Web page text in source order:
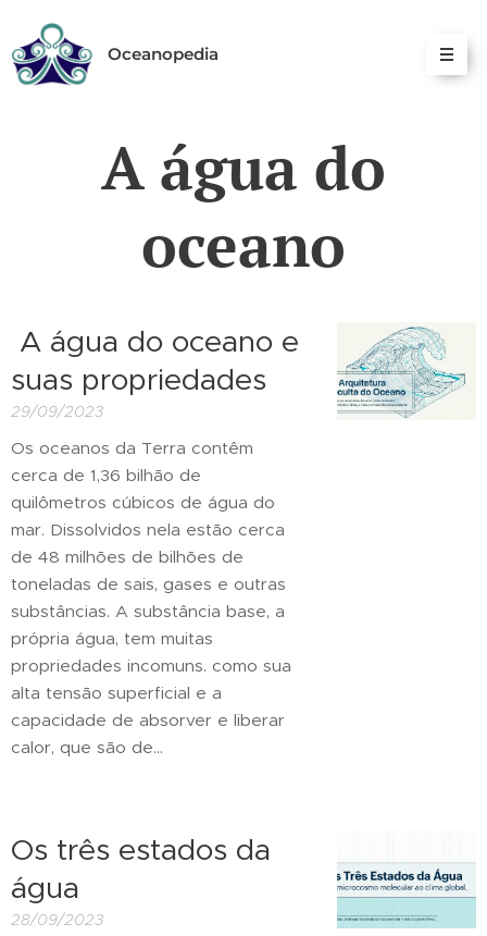
Oceanopedia
A água do
oceano
A água do oceano e
suas propriedades
29/09/2023
Os oceanos da Terra contêm
cerca de 1,36 bilhão de
quilômetros cúbicos de água do
mar. Dissolvidos nela estão cerca
de 48 milhões de bilhões de
toneladas de sais, gases e outras
substâncias. A substância base, a
própria água, tem muitas
propriedades incomuns. como sua
alta tensão superficial e a
capacidade de absorver e liberar
calor, que são de...
Os três estados da
água
28/09/2023